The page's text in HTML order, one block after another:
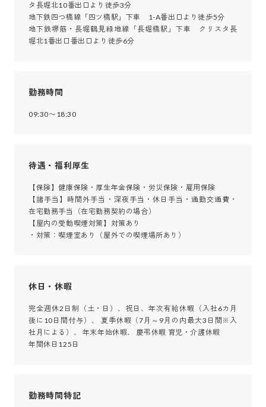
タ長堀北10番出口より徒歩3分
地下鉄四つ橋線「四ツ橋駅」下車　1-A番出口より徒歩5分
地下鉄堺筋・長堀鶴見緑地線「長堀橋駅」下車　クリスタ長
堀北1番出口番出口より徒歩6分
勤務時間
09:30〜18:30
待遇・福利厚生
【保険】健康保険・厚生年金保険・労災保険・雇用保険
【諸手当】時間外手当・深夜手当・休日手当・通勤交通費・
在宅勤務手当（在宅勤務契約の場合）
【屋内の受動喫煙対策】対策あり
・対策：喫煙室あり（屋外での喫煙場所あり）
休日・休暇
完全週休2日制（土・日）、祝日、年次有給休暇（入社6カ月
後に10日間付与）、 夏季休暇（7月～9月の内最大3日間※入
社月による）、 年末年始休暇、 慶弔休暇 育児・介護休暇
年間休日125日
勤務時間特記